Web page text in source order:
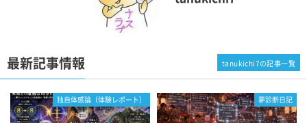
最新記事情報
独自体感論（体験レポート） 夢診断日記
tanukichi7の記事一覧